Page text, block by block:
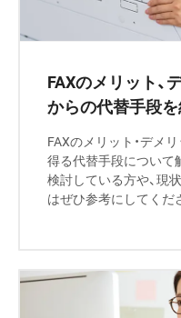
FAXのメリット
からの代替手段
FAXのメリット・デメ
得る代替手段について
検討している方や、現
はぜひ参考にしてくだ